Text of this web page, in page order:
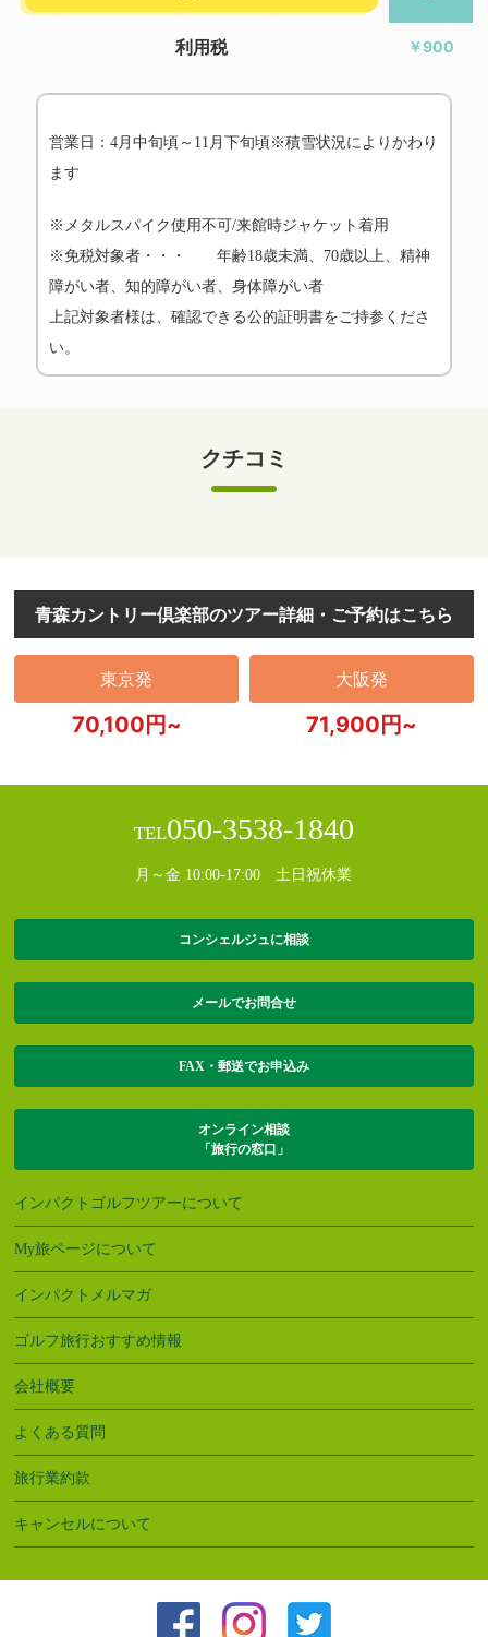
利用税 ￥900
営業日：4月中旬頃～11月下旬頃※積雪状況によりかわり
ます
※メタルスパイク使用不可/来館時ジャケット着用
※免税対象者・・・ 年齢18歳未満、70歳以上、精神
障がい者、知的障がい者、身体障がい者
上記対象者様は、確認できる公的証明書をご持参くださ
い。
クチコミ
青森カントリー倶楽部のツアー詳細・ご予約はこちら
東京発
70,100円~
大阪発
71,900円~
TEL050-3538-1840
月～金 10:00-17:00 土日祝休業
コンシェルジュに相談
メールでお問合せ
FAX・郵送でお申込み
オンライン相談
「旅行の窓口」
インパクトゴルフツアーについて
My旅ページについて
インパクトメルマガ
ゴルフ旅行おすすめ情報
会社概要
よくある質問
旅行業約款
キャンセルについて